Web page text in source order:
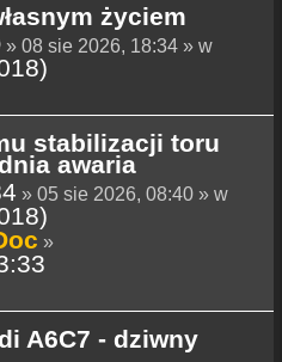
życiem
» 08 sie 2026, 18:34 » w
stabilizacji toru
awaria
» 05 sie 2026, 08:40 » w
»
A6C7 - dziwny